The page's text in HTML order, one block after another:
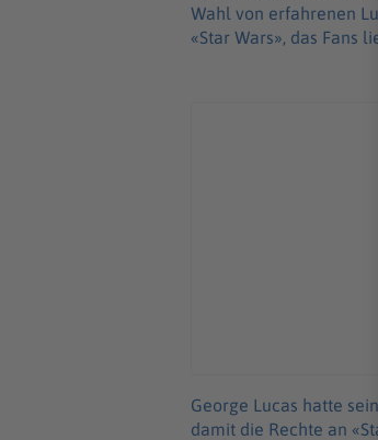
Wahl von erfahrenen
«Star Wars», das Fans
George Lucas hatte
damit die Rechte an